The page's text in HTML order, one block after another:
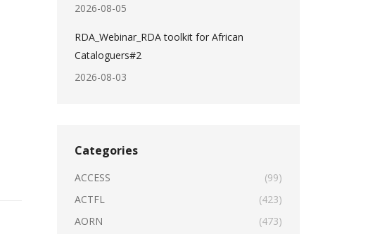
2026-08-05
RDA_Webinar_RDA toolkit for African
Cataloguers#2
2026-08-03
Categories
ACCESS
(99)
ACTFL
(423)
AORN
(473)